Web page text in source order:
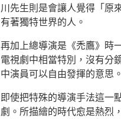
川先生則是會讓人覺得「原
有著獨特世界的人。
再加上總導演是《禿鷹》時
電視劇中相當特別，沒有分
中演員可以自由發揮的意思。
即使把特殊的導演手法這一
劇。所描繪的時代愈是熱烈